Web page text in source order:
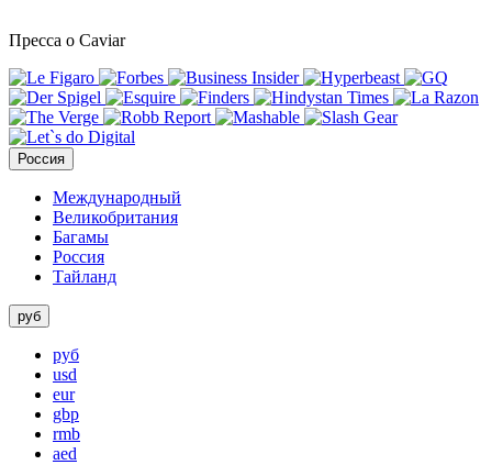
Пресса о Caviar
Россия
Международный
Великобритания
Багамы
Россия
Тайланд
руб
руб
usd
eur
gbp
rmb
aed